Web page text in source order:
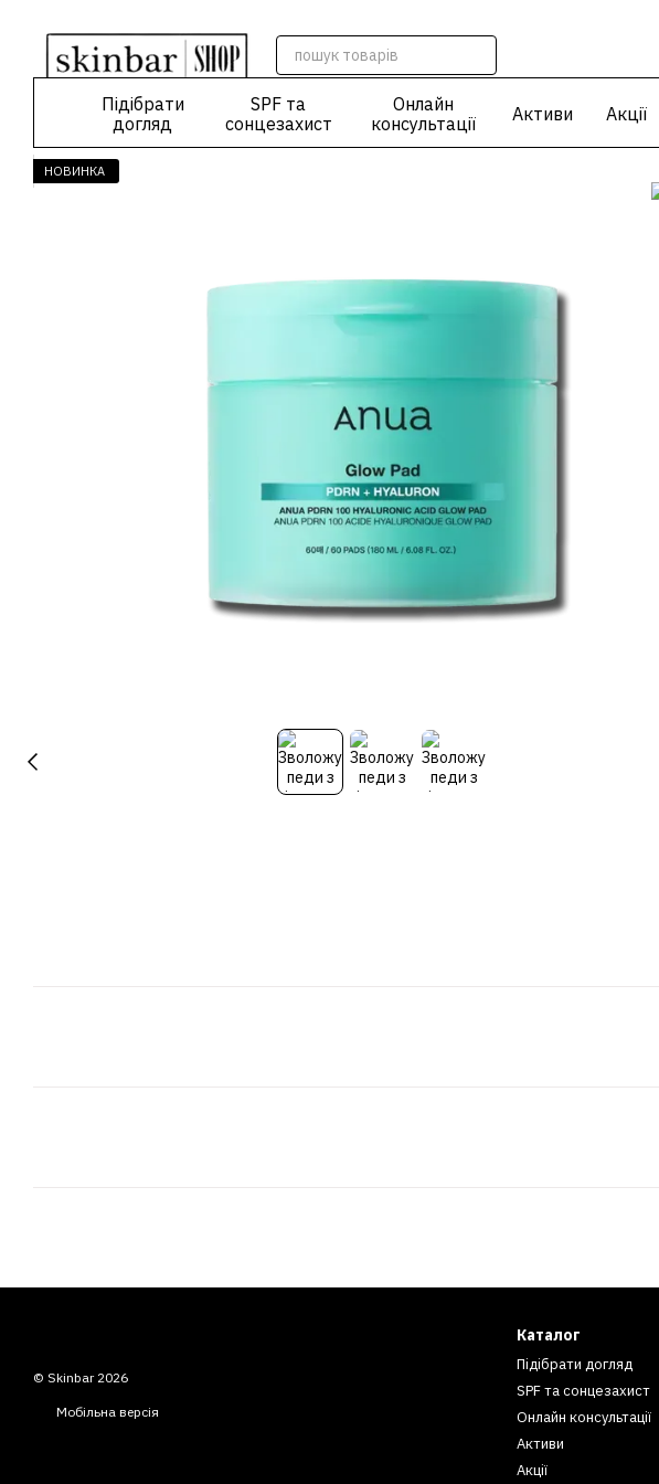
Підібрати
догляд
SPF та
сонцезахист
Онлайн
консультації
Активи Акції
НОВИНКА
© Skinbar 2026
Мобільна версія
Каталог
Підібрати догляд
SPF та сонцезахист
Онлайн консультації
Активи
Акції